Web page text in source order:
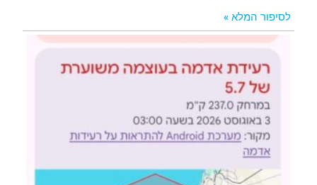
לסיפור המלא »